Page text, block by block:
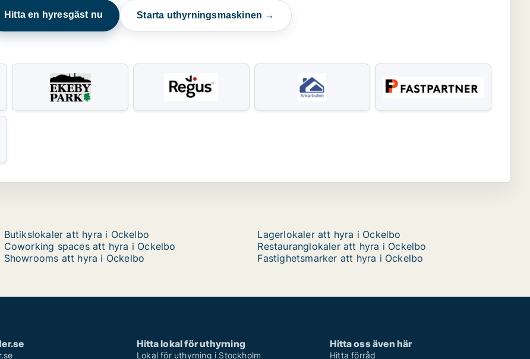
Hitta en hyresgäst nu Starta uthyrningsmaskinen →
Butikslokaler att hyra i Ockelbo
Lagerlokaler att hyra i Ockelbo
Coworking spaces att hyra i Ockelbo
Restauranglokaler att hyra i Ockelbo
Showrooms att hyra i Ockelbo
Fastighetsmarker att hyra i Ockelbo
Hitta lokal för uthyrning
Lokal för uthyrning i Stockholm
Hitta oss även här
Hitta förråd